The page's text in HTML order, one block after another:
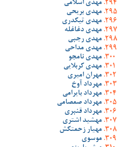
مهدی اسلامی
مهدی بریحی
مهدی تیکدری
مهدی دغاغله
مهدی رجبی
مهدی مداحی
مهدی نامجو
مهدی کربلایی
مهران امیری
مهرداد آوخ
مهرداد بایرامی
مهرداد صمصامی
مهرداد قنبری
مهشید اشتری
مهیار زحمتکش
موسوی